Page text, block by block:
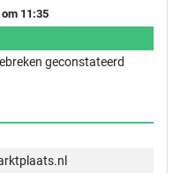
11:35
geconstateerd